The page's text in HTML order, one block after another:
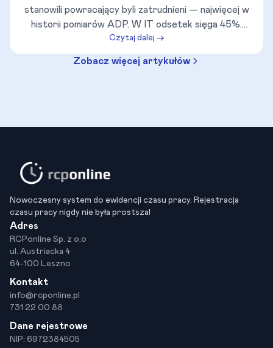
stanowili powracający byli zatrudnieni — najwięcej w
historii pomiarów ADP. W IT odsetek sięga 45%.
Sprawdź, dlaczego boomerang hire stał się jedną z
najważniejszych strategii retencji 2026 roku, kiedy
ponowne zatrudnienie naprawdę się opłaca, a kiedy
Czytaj dalej →
Zobacz więcej artykułów
Nowoczesny system do ewidencji czasu pracy. Rejestracja
czasu pracy nigdy nie była prostsza!
Adres
RCPonline Sp. z o.o
ul. Austriacka 4
64-100 Leszno
Kontakt
info@rcponline.pl
731 22 00 88
Dane rejestrowe
NIP: 6972384505